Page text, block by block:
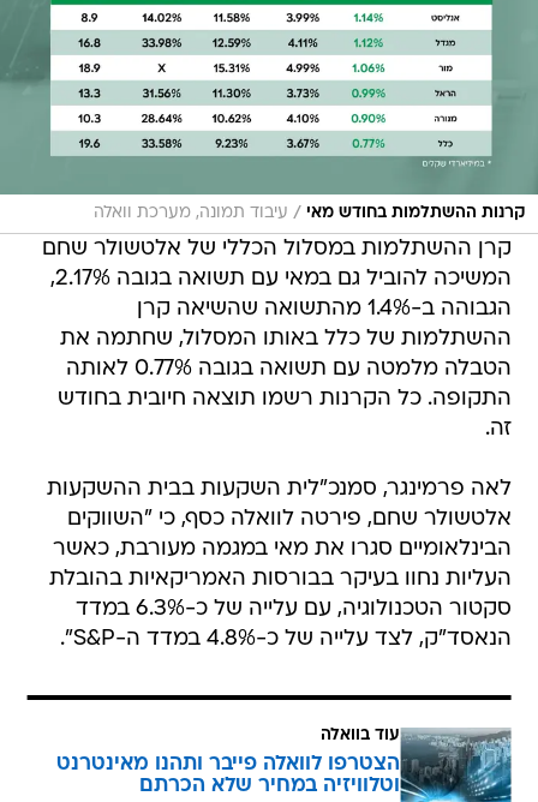
קרנות ההשתלמות בחודש מאי / עיבוד תמונה, מערכת וואלה
קרן ההשתלמות במסלול הכללי של אלטשולר שחם
המשיכה להוביל גם במאי עם תשואה בגובה 2.17%,
הגבוהה ב-1.4% מהתשואה שהשיאה קרן
ההשתלמות של כלל באותו המסלול, שחתמה את
הטבלה מלמטה עם תשואה בגובה 0.77% לאותה
התקופה. כל הקרנות רשמו תוצאה חיובית בחודש
זה.
לאה פרמינגר, סמנכ"לית השקעות בבית ההשקעות
אלטשולר שחם, פירטה לוואלה כסף, כי "השווקים
הבינלאומיים סגרו את מאי במגמה מעורבת, כאשר
העליות נחוו בעיקר בבורסות האמריקאיות בהובלת
סקטור הטכנולוגיה, עם עלייה של כ-6.3% במדד
הנאסד"ק, לצד עלייה של כ-4.8% במדד ה-S&P".
עוד בוואלה
הצטרפו לוואלה פייבר ותהנו מאינטרנט
וטלוויזיה במחיר שלא הכרתם